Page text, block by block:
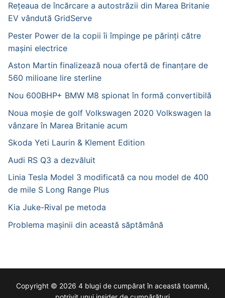
Rețeaua de încărcare a autostrăzii din Marea Britanie
EV vândută GridServe
Pester Power de la copii îi împinge pe părinți către
mașini electrice
Aston Martin finalizează noua ofertă de finanțare de
560 milioane lire sterline
Nou 600BHP+ BMW M8 spionat în formă convertibilă
Noua moșie de golf Volkswagen 2020 Volkswagen la
vânzare în Marea Britanie acum
Skoda Yeti Laurin & Klement Edition
Audi RS Q3 a dezvăluit
Linia Tesla Model 3 modificată ca nou model de 400
de mile S Long Range Plus
Kia Juke-Rival pe metoda
Problema mașinii din această săptămână
Copyright © 2026 4 blugi de cumpărat în această toamnă,